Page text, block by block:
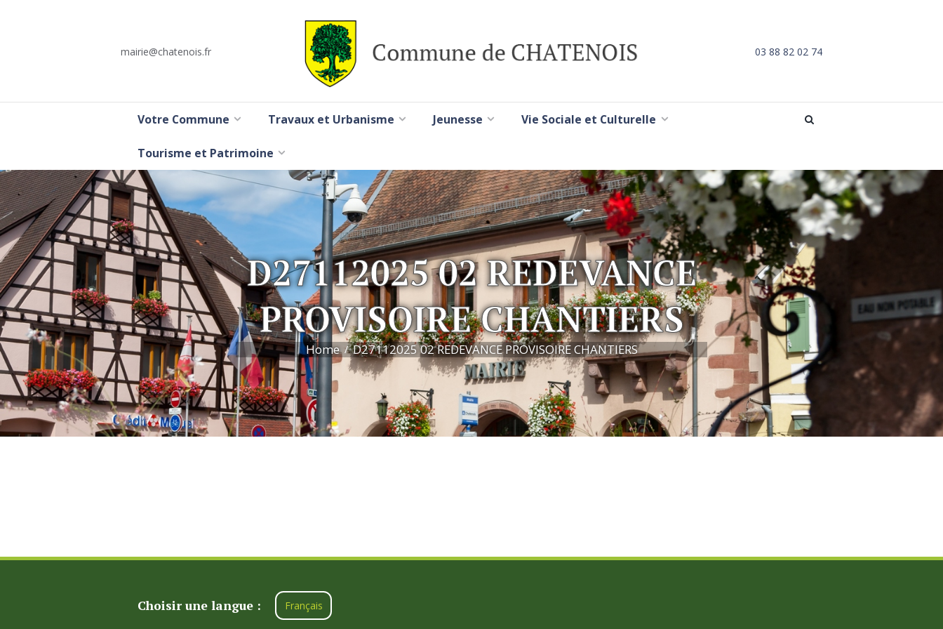
mairie@chatenois.fr 03 88 82 02 74
Votre Commune Travaux et Urbanisme Jeunesse Vie Sociale et Culturelle
Tourisme et Patrimoine
D27112025 02 REDEVANCE
PROVISOIRE CHANTIERS
Home D27112025 02 REDEVANCE PROVISOIRE CHANTIERS
Choisir une langue : Français